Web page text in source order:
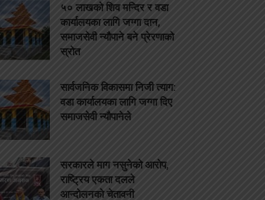
५० लाखको शिव मन्दिर र वडा
कार्यालयका लागि जग्गा दान,
समाजसेवी न्यौपाने बने प्रेरणाको
स्रोत
सार्वजनिक विकासमा निजी त्याग:
वडा कार्यालयका लागि जग्गा दिए
समाजसेवी न्यौपानेले
सरकारले माग नसुनेको आरोप,
राष्ट्रिय एकता दलले
आन्दोलनको चेतावनी